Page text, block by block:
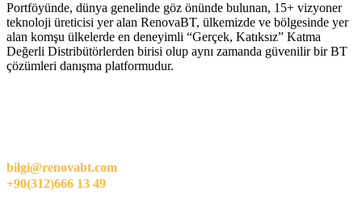
Portföyünde, dünya genelinde göz önünde bulunan, 15+ vizyoner
teknoloji üreticisi yer alan RenovaBT, ülkemizde ve bölgesinde yer
alan komşu ülkelerde en deneyimli “Gerçek, Katıksız” Katma
Değerli Distribütörlerden birisi olup aynı zamanda güvenilir bir BT
çözümleri danışma platformudur.
bilgi@renovabt.com
+90(312)666 13 49